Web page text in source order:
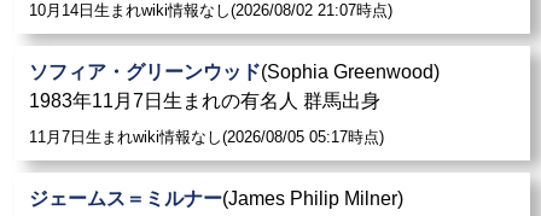
10月14日生まれwiki情報なし(2026/08/02 21:07時点)
ソフィア・グリーンウッド(Sophia Greenwood)
1983年11月7日生まれの有名人 群馬出身
11月7日生まれwiki情報なし(2026/08/05 05:17時点)
ジェームス＝ミルナー(James Philip Milner)